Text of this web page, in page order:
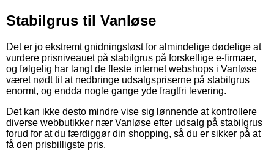
Stabilgrus til Vanløse
Det er jo ekstremt gnidningsløst for almindelige dødelige at
vurdere prisniveauet på stabilgrus på forskellige e-firmaer,
og følgelig har langt de fleste internet webshops i Vanløse
været nødt til at nedbringe udsalgspriserne på stabilgrus
enormt, og endda nogle gange yde fragtfri levering.
Det kan ikke desto mindre vise sig lønnende at kontrollere
diverse webbutikker nær Vanløse efter udsalg på stabilgrus
forud for at du færdiggør din shopping, så du er sikker på at
få den prisbilligste pris.